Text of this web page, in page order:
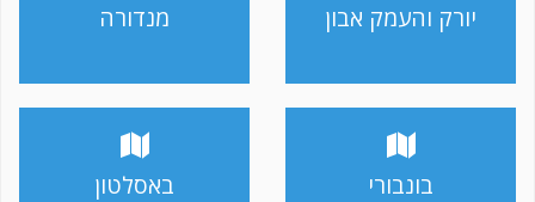
יורק והעמק אבון מנדורה
בונבורי באסלטון